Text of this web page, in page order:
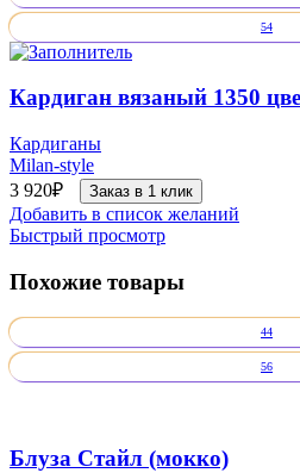
54
Кардиган вязаный 1350
Кардиганы
Milan-style
3 920₽ Заказ в 1 клик
Добавить в список желаний
Быстрый просмотр
Похожие товары
44
56
Блуза Стайл (мокко)